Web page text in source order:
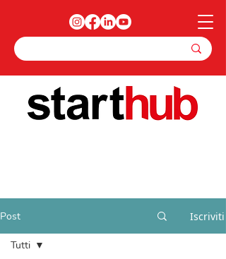
Post Iscriviti
Tutti